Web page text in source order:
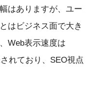
はありますが、ユー
はビジネス面で大き
Web表示速度は
れており、SEO視点